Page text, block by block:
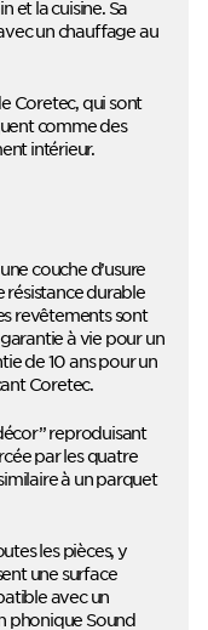
et la cuisine. Sa
un chauffage au
Coretec, qui sont
comme des
intérieur.
couche d’usure
résistance durable
revêtements sont
à vie pour un
de 10 ans pour un
Coretec.
reproduisant
par les quatre
à un parquet
les pièces, y
une surface
avec un
phonique Sound